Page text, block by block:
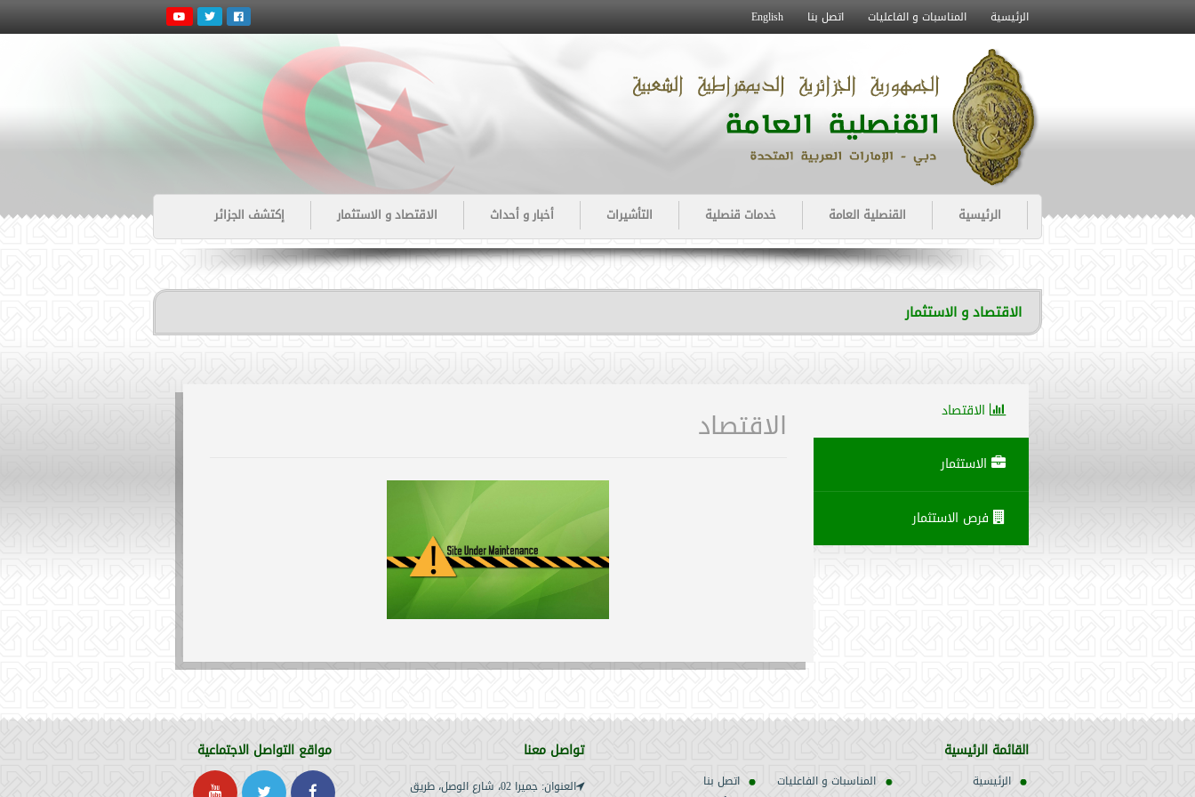
الرئيسية المناسبات و الفاعليات اتصل بنا English
الرئيسية القنصلية العامة خدمات قنصلية التأشيرات أخبار و أحداث الاقتصاد و الاستثمار إكتشف الجزائر
الاقتصاد و الاستثمار
الاقتصاد
الاستثمار
فرص الاستثمار
الاقتصاد
القائمة الرئيسية
الرئيسية المناسبات و الفاعليات
اتصل بنا
تواصل معنا
العنوان: جميرا 02، شارع الوصل، طريق
مواقع التواصل الاجتماعية